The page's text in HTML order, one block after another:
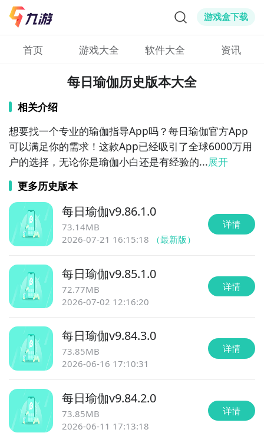
游戏盒下载
首页 游戏大全 软件大全 资讯
每日瑜伽历史版本大全
相关介绍
想要找一个专业的瑜伽指导App吗？每日瑜伽官方App
可以满足你的需求！这款App已经吸引了全球6000万用
户的选择，无论你是瑜伽小白还是有经验的...展开
更多历史版本
每日瑜伽v9.86.1.0
73.14MB
2026-07-21 16:15:18
（最新版）
详情
每日瑜伽v9.85.1.0
72.77MB
2026-07-02 12:16:20
详情
每日瑜伽v9.84.3.0
73.85MB
2026-06-16 17:10:31
详情
每日瑜伽v9.84.2.0
73.85MB
2026-06-11 17:13:18
详情